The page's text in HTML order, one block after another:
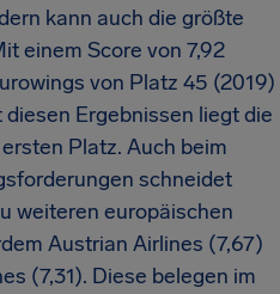
kann auch die größte
einem Score von 7,92
von Platz 45 (2019)
Ergebnissen liegt die
Platz. Auch beim
schneidet
weiteren europäischen
Austrian Airlines (7,67)
(7,31). Diese belegen im